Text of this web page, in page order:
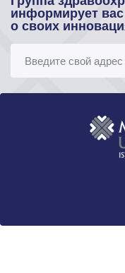
информирует вас
о своих